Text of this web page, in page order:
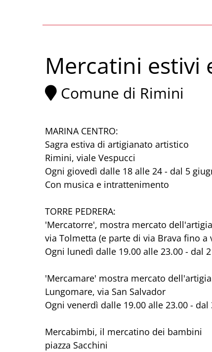
Mercatini estivi
Comune di Rimini
MARINA CENTRO:
Sagra estiva di artigianato artistico
Rimini, viale Vespucci
Ogni giovedì dalle 18 alle 24 - dal 5
Con musica e intrattenimento
TORRE PEDRERA:
'Mercatorre', mostra mercato
via Tolmetta (e parte di via Brava fino a
Ogni lunedì dalle 19.00 alle 23.00 - dal
'Mercamare' mostra mercato
Lungomare, via San Salvador
Ogni venerdì dalle 19.00 alle 23.00 -
Mercabimbi, il mercatino dei bambini
piazza Sacchini